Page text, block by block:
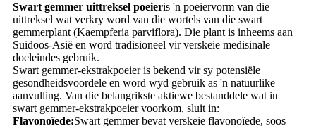
Swart gemmer uittreksel poeieris 'n poeiervorm van die
uittreksel wat verkry word van die wortels van die swart
gemmerplant (Kaempferia parviflora). Die plant is inheems aan
Suidoos-Asië en word tradisioneel vir verskeie medisinale
doeleindes gebruik.
Swart gemmer-ekstrakpoeier is bekend vir sy potensiële
gesondheidsvoordele en word wyd gebruik as 'n natuurlike
aanvulling. Van die belangrikste aktiewe bestanddele wat in
swart gemmer-ekstrakpoeier voorkom, sluit in:
Flavonoïede:Swart gemmer bevat verskeie flavonoïede, soos